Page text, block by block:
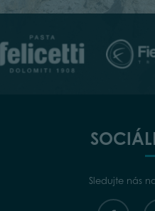
Sledujte nás